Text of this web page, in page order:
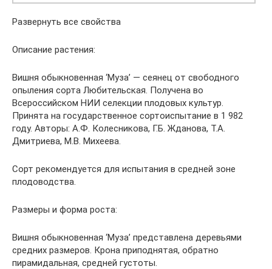
Развернуть все свойства
Описание растения:
Вишня обыкновенная ‘Муза’ — сеянец от свободного
опыления сорта Любительская. Получена во
Всероссийском НИИ селекции плодовых культур.
Принята на государственное сортоиспытание в 1 982
году. Авторы: А.Ф. Колесникова, Г.Б. Жданова, Т.А.
Дмитриева, М.В. Михеева.
Сорт рекомендуется для испытания в средней зоне
плодоводства.
Размеры и форма роста:
Вишня обыкновенная ‘Муза’ представлена деревьями
средних размеров. Крона приподнятая, обратно
пирамидальная, средней густоты.